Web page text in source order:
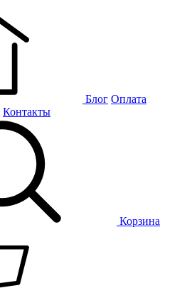
Блог Оплата
Контакты
Корзина